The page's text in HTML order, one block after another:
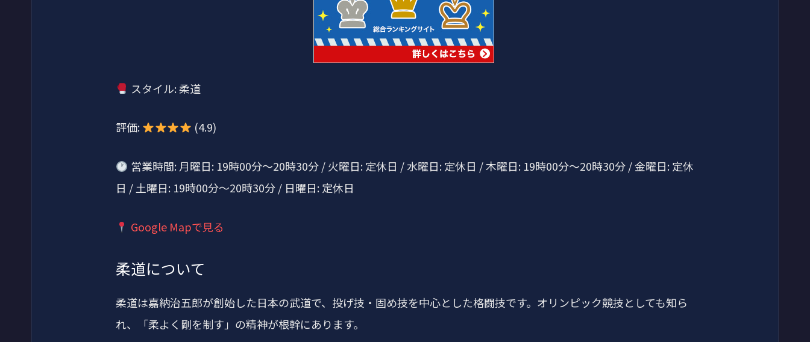
スタイル: 柔道
評価: (4.9)
営業時間: 月曜日: 19時00分～20時30分 / 火曜日: 定休日 / 水曜日: 定休日 / 木曜日: 19時00分～20時30分 / 金曜日: 定休
日 / 土曜日: 19時00分～20時30分 / 日曜日: 定休日
Google Mapで見る
柔道について
柔道は嘉納治五郎が創始した日本の武道で、投げ技・固め技を中心とした格闘技です。オリンピック競技としても知ら
れ、「柔よく剛を制す」の精神が根幹にあります。